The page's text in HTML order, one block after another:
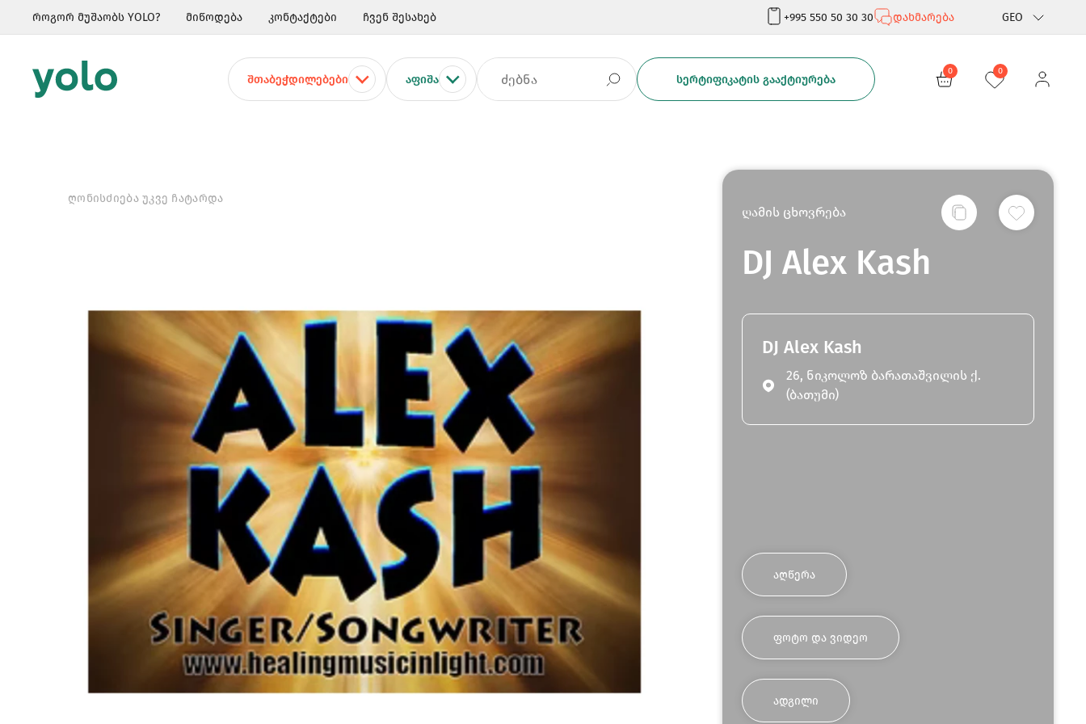
როგორ მუშაობს YOLO? მიწოდება კონტაქტები ჩვენ შესახებ +995 550 50 30 30 დახმარება GEO
Rus
ᲨᲗᲐᲑᲔᲭᲓᲘᲚᲔᲑᲔᲑᲘ ᲐᲤᲘᲨᲐ ᲡᲔᲠᲢᲘᲤᲘᲙᲐᲢᲘᲡ ᲒᲐᲐᲥᲢᲘᲣᲠᲔᲑᲐ
0 0
ᲦᲝᲜᲘᲡᲫᲘᲔᲑᲐ ᲣᲙᲕᲔ ᲩᲐᲢᲐᲠᲓᲐ
ღამის ცხოვრება
DJ Alex Kash
DJ Alex Kash
26, ნიკოლოზ ბარათაშვილის ქ.
(ბათუმი)
ᲐᲦᲬᲔᲠᲐ
ᲤᲝᲢᲝ ᲓᲐ ᲕᲘᲓᲔᲝ
ᲐᲓᲒᲘᲚᲘ